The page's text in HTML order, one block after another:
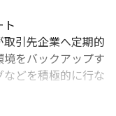
ト
引先企業へ定期的
をバックアップす
どを積極的に行な